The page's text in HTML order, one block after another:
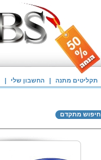
תקליטים מתנה החשבון שלי
חיפוש מתקדם